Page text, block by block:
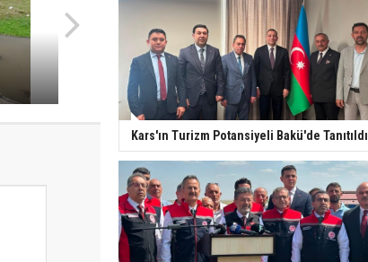
Kars'ın Turizm Potansiyeli Bakü'de Tanıtıldı